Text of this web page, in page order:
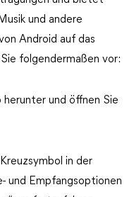
und andere
Android auf das
folgendermaßen vor:
herunter und öffnen Sie
in der
und Empfangsoptionen